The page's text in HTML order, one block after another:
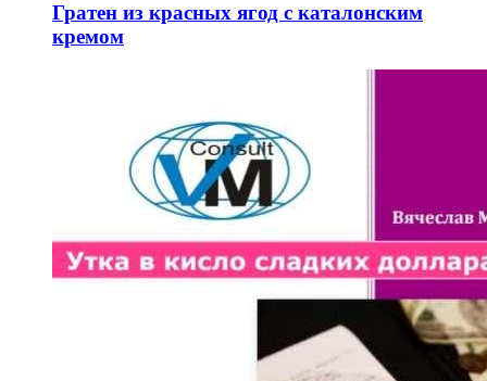
Гратен из красных ягод с каталонским
кремом